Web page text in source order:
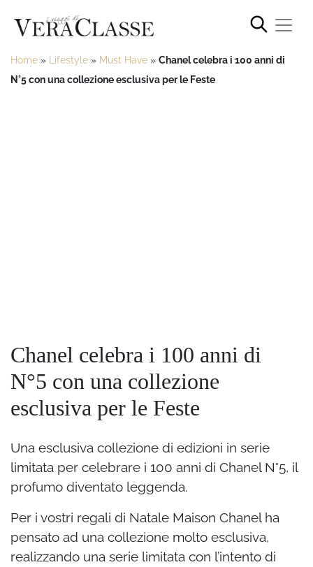
Home » Lifestyle » Must Have » Chanel celebra i 100 anni di
N°5 con una collezione esclusiva per le Feste
Chanel celebra i 100 anni di
N°5 con una collezione
esclusiva per le Feste
Una esclusiva collezione di edizioni in serie
limitata per celebrare i 100 anni di Chanel N°5, il
profumo diventato leggenda.
Per i vostri regali di Natale Maison Chanel ha
pensato ad una collezione molto esclusiva,
realizzando una serie limitata con l’intento di